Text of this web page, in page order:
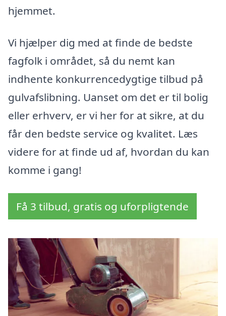
hjemmet.
Vi hjælper dig med at finde de bedste
fagfolk i området, så du nemt kan
indhente konkurrencedygtige tilbud på
gulvafslibning. Uanset om det er til bolig
eller erhverv, er vi her for at sikre, at du
får den bedste service og kvalitet. Læs
videre for at finde ud af, hvordan du kan
komme i gang!
Få 3 tilbud, gratis og uforpligtende